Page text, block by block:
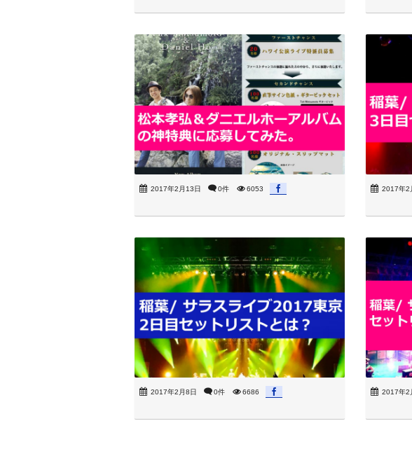
2017年2月13日 0件 6053 2017年2
2017年2月8日 0件 6686 2017年2